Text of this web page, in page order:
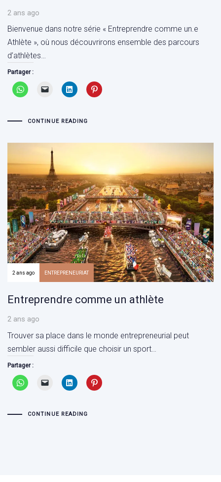
2 ans ago
Bienvenue dans notre série « Entreprendre comme un.e
Athlète », où nous découvrirons ensemble des parcours
d’athlètes…
Partager :
CONTINUE READING
2 ans ago ENTREPRENEURIAT
Entreprendre comme un athlète
2 ans ago
Trouver sa place dans le monde entrepreneurial peut
sembler aussi difficile que choisir un sport…
Partager :
CONTINUE READING